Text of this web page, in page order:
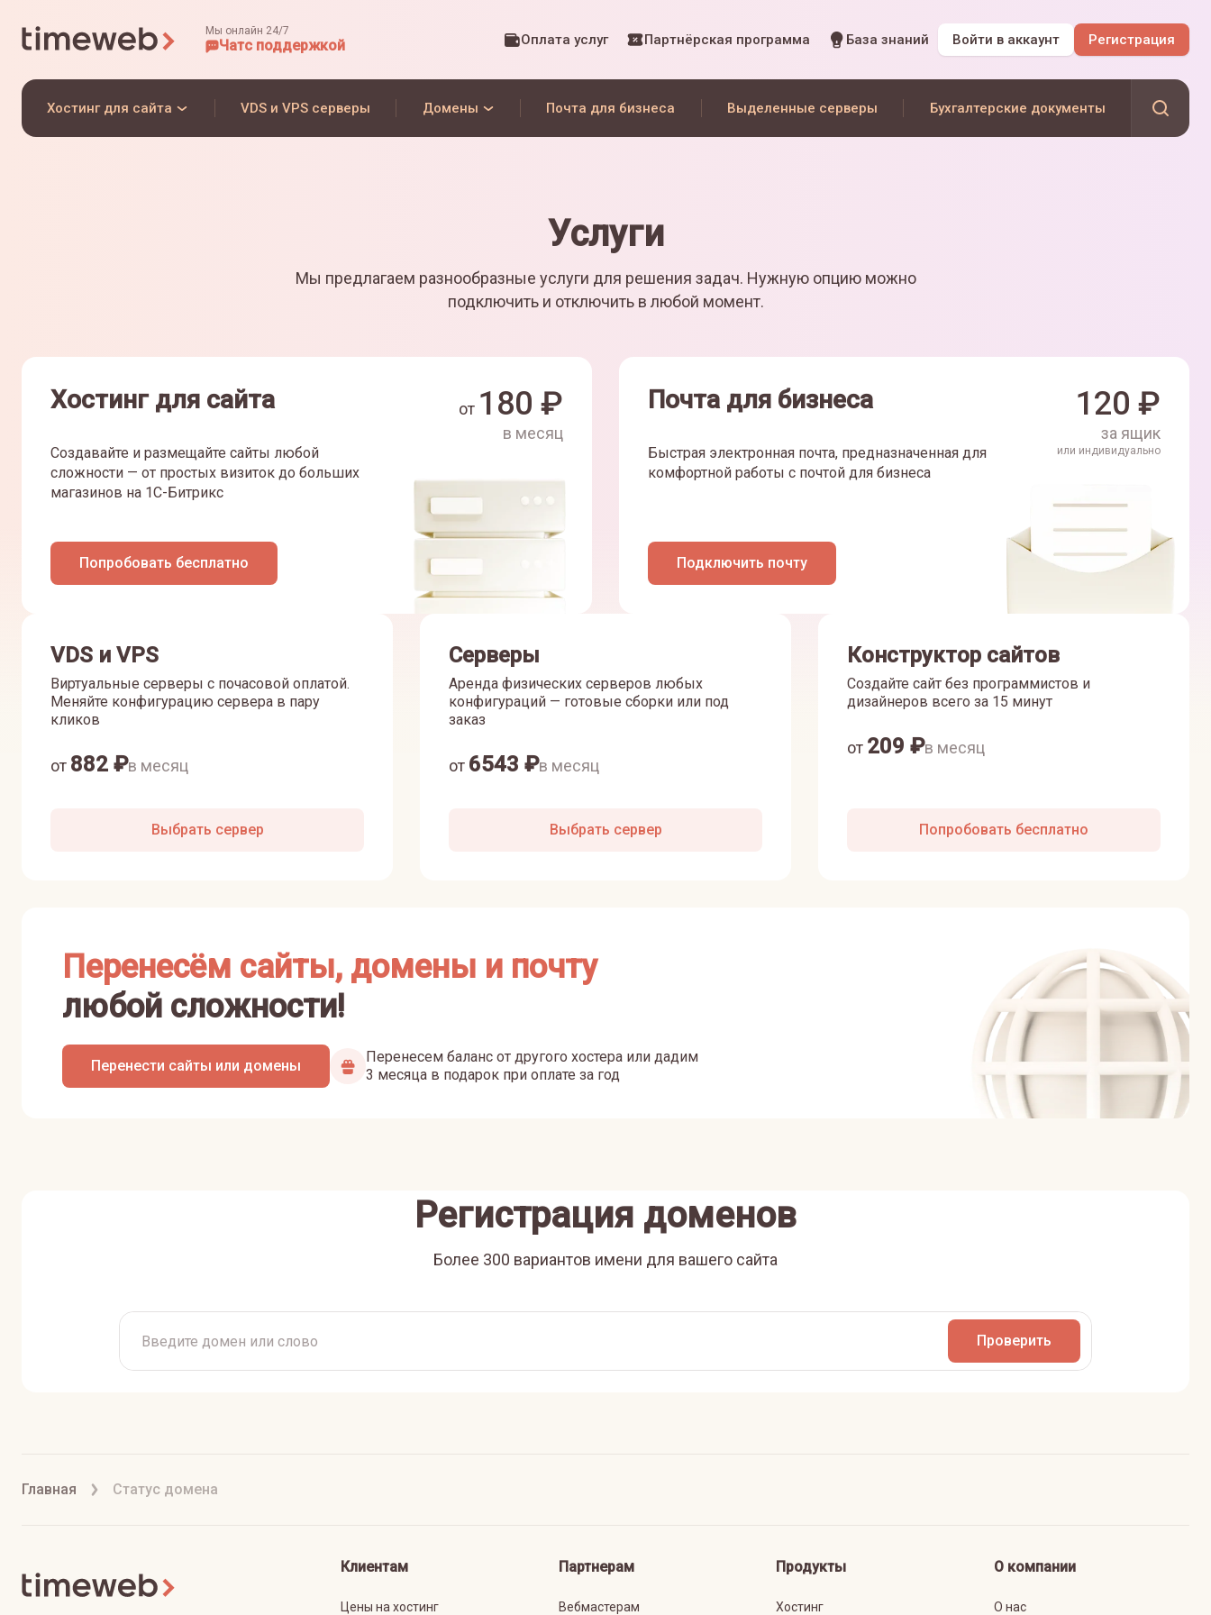
Мы онлайн 24/7
Чатс поддержкой Оплата услуг Партнёрская программа База знаний Войти в аккаунт Регистрация
Хостинг для сайта VDS и VPS серверы Домены Почта для бизнеса Выделенные серверы Бухгалтерские документы
Услуги
Мы предлагаем разнообразные услуги для решения задач. Нужную опцию можно
подключить и отключить в любой момент.
Хостинг для сайта
Создавайте и размещайте сайты любой
сложности — от простых визиток до больших
магазинов на 1С-Битрикс
Попробовать бесплатно
от 180 ₽
в месяц
Почта для бизнеса
Быстрая электронная почта, предназначенная для
комфортной работы с почтой для бизнеса
Подключить почту
120 ₽
за ящик
или индивидуально
VDS и VPS
Виртуальные серверы с почасовой оплатой.
Меняйте конфигурацию сервера в пару
кликов
от 882 ₽в месяц
Выбрать сервер
Серверы
Аренда физических серверов любых
конфигураций — готовые сборки или под
заказ
от 6543 ₽в месяц
Выбрать сервер
Конструктор сайтов
Создайте сайт без программистов и
дизайнеров всего за 15 минут
от 209 ₽в месяц
Попробовать бесплатно
Перенесём сайты, домены и почту
любой сложности!
Перенести сайты или домены
Перенесем баланс от другого хостера или дадим
3 месяца в подарок при оплате за год
Регистрация доменов
Более 300 вариантов имени для вашего сайта
Проверить
Главная Статус домена
Клиентам
Цены на хостинг
Партнерам
Вебмастерам
Продукты
Хостинг
О компании
О нас